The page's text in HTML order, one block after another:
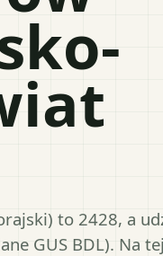
to 2428, a
GUS BDL). Na